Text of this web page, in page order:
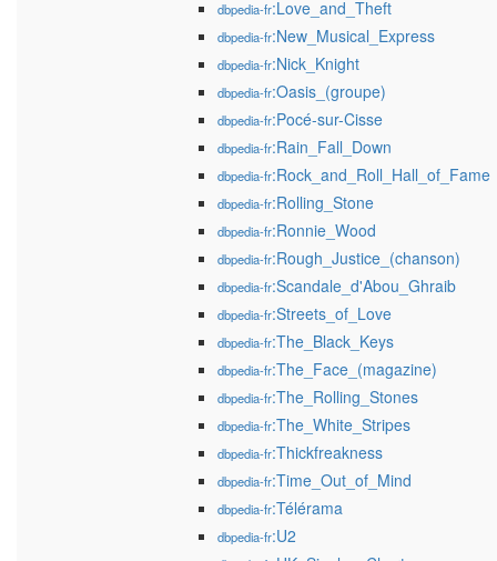
dbpedia-fr:Love_and_Theft
dbpedia-fr:New_Musical_Express
dbpedia-fr:Nick_Knight
dbpedia-fr:Oasis_(groupe)
dbpedia-fr:Pocé-sur-Cisse
dbpedia-fr:Rain_Fall_Down
dbpedia-fr:Rock_and_Roll_Hall_of_Fame
dbpedia-fr:Rolling_Stone
dbpedia-fr:Ronnie_Wood
dbpedia-fr:Rough_Justice_(chanson)
dbpedia-fr:Scandale_d'Abou_Ghraib
dbpedia-fr:Streets_of_Love
dbpedia-fr:The_Black_Keys
dbpedia-fr:The_Face_(magazine)
dbpedia-fr:The_Rolling_Stones
dbpedia-fr:The_White_Stripes
dbpedia-fr:Thickfreakness
dbpedia-fr:Time_Out_of_Mind
dbpedia-fr:Télérama
dbpedia-fr:U2